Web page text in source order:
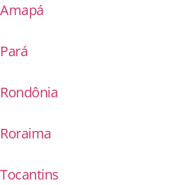
Amapá
Pará
Rondônia
Roraima
Tocantins